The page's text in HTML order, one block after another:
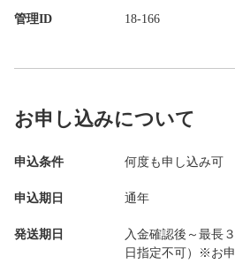
管理ID 18-166
お申し込みについて
申込条件 何度も申し込み可
申込期日 通年
発送期日
入金確認後～最長
日指定不可）※お